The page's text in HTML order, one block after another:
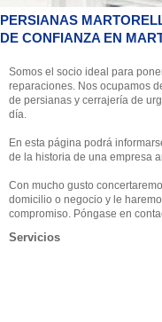
PERSIANAS
DE CONFIANZA EN
Somos el socio ideal para
reparaciones. Nos ocupamos
de persianas y cerrajería de
día.
En esta página podrá
de la historia de una empresa
Con mucho gusto
domicilio o negocio y le
compromiso. Póngase en
Servicios